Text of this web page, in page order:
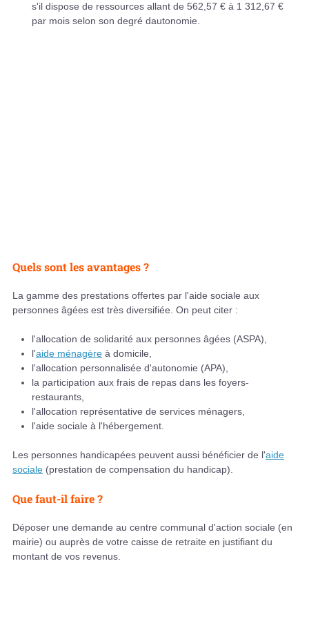
s'il dispose de ressources allant de 562,57 € à 1 312,67 €
par mois selon son degré dautonomie.
Quels sont les avantages ?
La gamme des prestations offertes par l'aide sociale aux
personnes âgées est très diversifiée. On peut citer :
l'allocation de solidarité aux personnes âgées (ASPA),
l'aide ménagère à domicile,
l'allocation personnalisée d'autonomie (APA),
la participation aux frais de repas dans les foyers-
restaurants,
l'allocation représentative de services ménagers,
l'aide sociale à l'hébergement.
Les personnes handicapées peuvent aussi bénéficier de l'aide
sociale (prestation de compensation du handicap).
Que faut-il faire ?
Déposer une demande au centre communal d'action sociale (en
mairie) ou auprès de votre caisse de retraite en justifiant du
montant de vos revenus.